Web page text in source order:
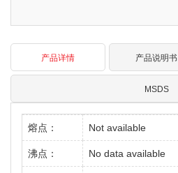
产品详情 产品说明书
MSDS
熔点： Not available
沸点： No data available